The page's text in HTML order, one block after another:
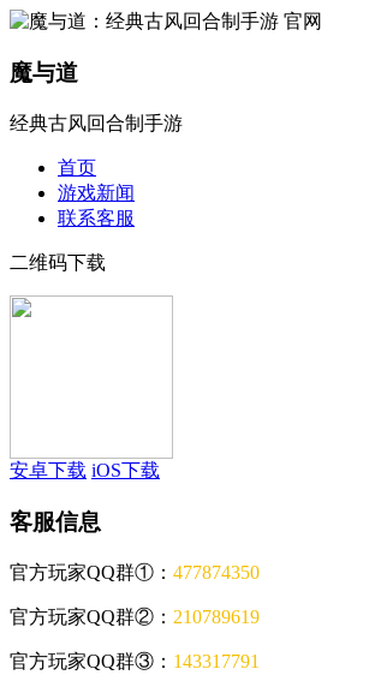
魔与道
经典古风回合制手游
首页
游戏新闻
联系客服
二维码下载
安卓下载 iOS下载
客服信息
官方玩家QQ群①： 477874350
官方玩家QQ群②： 210789619
官方玩家QQ群③： 143317791